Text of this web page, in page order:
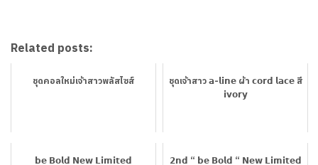
Related posts:
ชุดคอลใหม่เจ้าสาวพลัสไซส์
ชุดเจ้าสาว 𝗮-𝗹𝗶𝗻𝗲 ผ้า 𝗰𝗼𝗿𝗱 𝗹𝗮𝗰𝗲 สี
𝗶𝘃𝗼𝗿𝘆
𝗯𝗲 𝗕𝗼𝗹𝗱 𝗡𝗲𝘄 𝗟𝗶𝗺𝗶𝘁𝗲𝗱
𝟮𝗻𝗱 “ 𝗯𝗲 𝗕𝗼𝗹𝗱 “ 𝗡𝗲𝘄 𝗟𝗶𝗺𝗶𝘁𝗲𝗱